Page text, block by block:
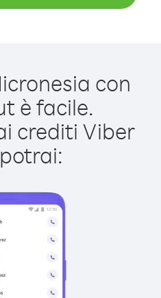
con
è facile.
crediti Viber